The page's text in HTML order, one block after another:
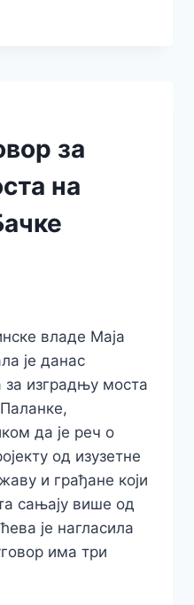
за
на
владе Маја
је данас
за изградњу моста
да је реч о
од изузетне
и грађане који
сањају више од
је нагласила
има три